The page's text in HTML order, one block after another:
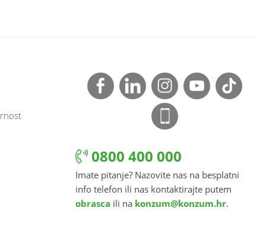
0800 400 000
Imate pitanje? Nazovite nas na besplatni
info telefon ili nas kontaktirajte putem
obrasca ili na konzum@konzum.hr.